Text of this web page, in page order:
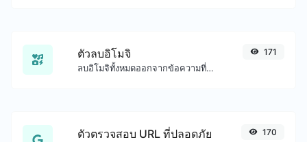
ตัวลบอิโมจิ
ลบอิโมจิทั้งหมดออกจากข้อความที่กำหนดได้อย่างง่ายดาย
171
ตัวตรวจสอบ URL ที่ปลอดภัย 170